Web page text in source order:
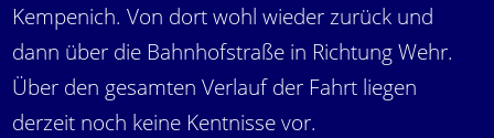
Kempenich. Von dort wohl wieder zurück und
dann über die Bahnhofstraße in Richtung Wehr.
Über den gesamten Verlauf der Fahrt liegen
derzeit noch keine Kentnisse vor.